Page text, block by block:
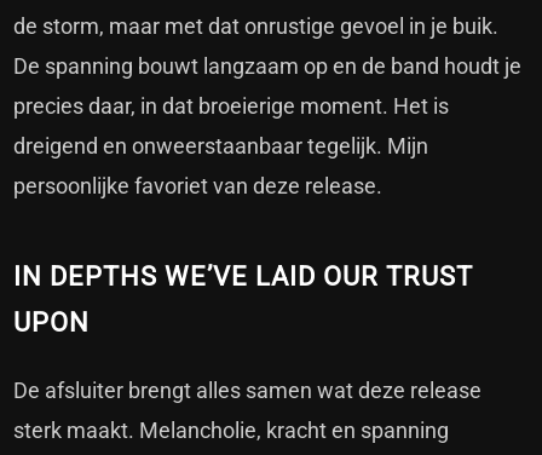
de storm, maar met dat onrustige gevoel in je buik.
De spanning bouwt langzaam op en de band houdt je
precies daar, in dat broeierige moment. Het is
dreigend en onweerstaanbaar tegelijk. Mijn
persoonlijke favoriet van deze release.
IN DEPTHS WE’VE LAID OUR TRUST
UPON
De afsluiter brengt alles samen wat deze release
sterk maakt. Melancholie, kracht en spanning